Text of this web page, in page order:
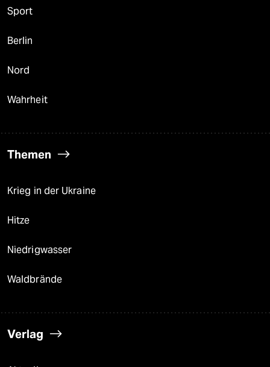
Sport
Berlin
Nord
Wahrheit
Themen
Krieg in der Ukraine
Hitze
Niedrigwasser
Waldbrände
Verlag